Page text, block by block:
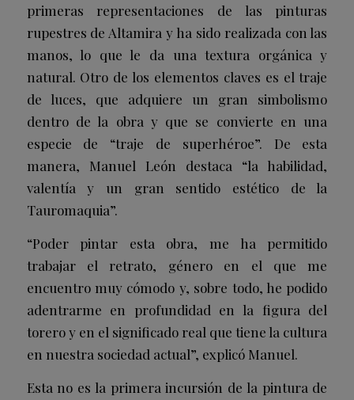
primeras representaciones de las pinturas
rupestres de Altamira y ha sido realizada con las
manos, lo que le da una textura orgánica y
natural. Otro de los elementos claves es el traje
de luces, que adquiere un gran simbolismo
dentro de la obra y que se convierte en una
especie de “traje de superhéroe”. De esta
manera, Manuel León destaca “la habilidad,
valentía y un gran sentido estético de la
Tauromaquia”.
“Poder pintar esta obra, me ha permitido
trabajar el retrato, género en el que me
encuentro muy cómodo y, sobre todo, he podido
adentrarme en profundidad en la figura del
torero y en el significado real que tiene la cultura
en nuestra sociedad actual”, explicó Manuel.
Esta no es la primera incursión de la pintura de